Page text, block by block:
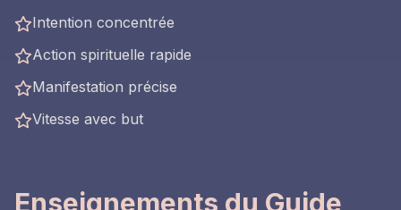
Intention concentrée
Action spirituelle rapide
Manifestation précise
Vitesse avec but
Enseignements du Guide